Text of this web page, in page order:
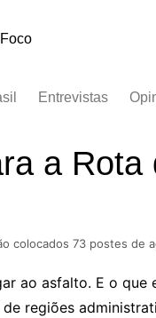
Entrevistas
a Rota
colocados 73 postes de
ao asfalto. E o
regiões